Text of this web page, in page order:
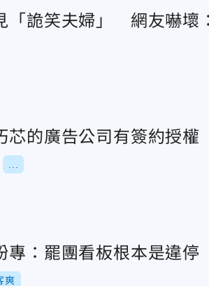
「詭笑夫婦」 網友嚇壞
的廣告公司有簽約授權
：罷團看板根本是違停
爽